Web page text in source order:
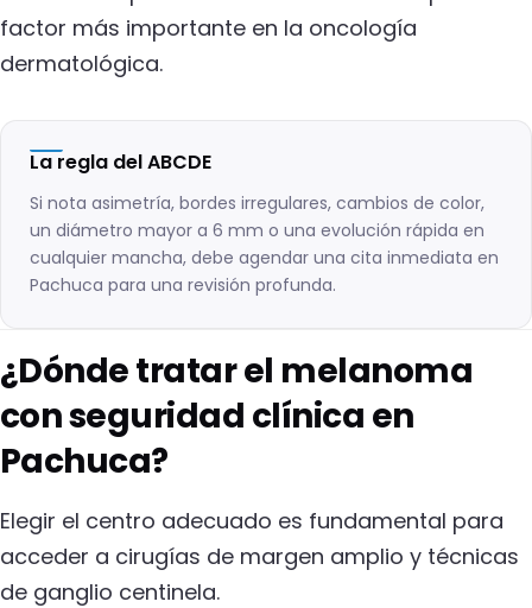
factor más importante en la oncología
dermatológica.
La regla del ABCDE
Si nota asimetría, bordes irregulares, cambios de color,
un diámetro mayor a 6 mm o una evolución rápida en
cualquier mancha, debe agendar una cita inmediata en
Pachuca para una revisión profunda.
¿Dónde tratar el melanoma
con seguridad clínica en
Pachuca?
Elegir el centro adecuado es fundamental para
acceder a cirugías de margen amplio y técnicas
de ganglio centinela.